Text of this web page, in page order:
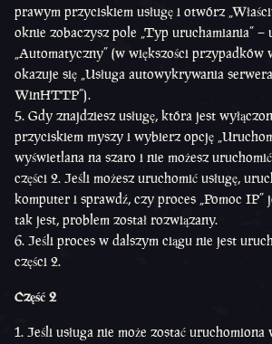
prawym przyciskiem usługę i otwórz
oknie zobaczysz pole „Typ uruchamiania” –
„Automatyczny” (w większości przypadków
okazuje się „Usługa autowykrywania
WinHTTP”).
Gdy znajdziesz usługę, która jest
przyciskiem myszy i wybierz opcję
wyświetlana na szaro i nie możesz
części 2. Jeśli możesz uruchomić usługę,
komputer i sprawdź, czy proces „Pomoc IP”
tak jest, problem został rozwiązany.
Jeśli proces w dalszym ciągu nie jest
części 2.
Część 2
Jeśli usługa nie może zostać